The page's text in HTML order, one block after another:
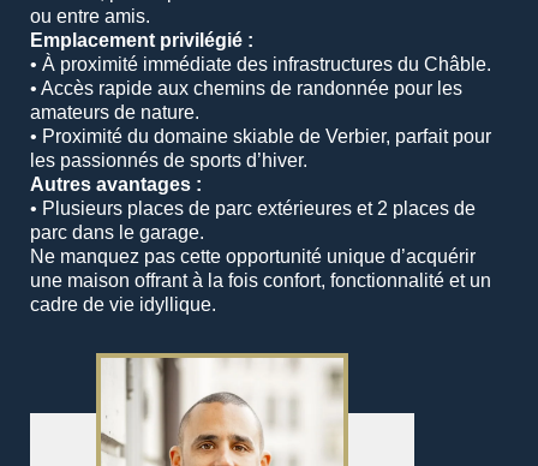
ou entre amis.
Emplacement privilégié :
• À proximité immédiate des infrastructures du Châble.
• Accès rapide aux chemins de randonnée pour les
amateurs de nature.
• Proximité du domaine skiable de Verbier, parfait pour
les passionnés de sports d’hiver.
Autres avantages :
• Plusieurs places de parc extérieures et 2 places de
parc dans le garage.
Ne manquez pas cette opportunité unique d’acquérir
une maison offrant à la fois confort, fonctionnalité et un
cadre de vie idyllique.